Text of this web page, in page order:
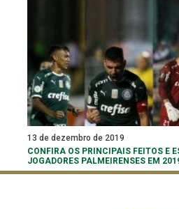
13 de dezembro de 2019
CONFIRA OS PRINCIPAIS FEITOS E
JOGADORES PALMEIRENSES EM